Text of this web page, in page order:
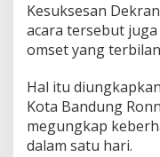
Kesuksesan
acara tersebut
omset yang
Hal itu
Kota Bandung
megungkap
dalam satu hari.